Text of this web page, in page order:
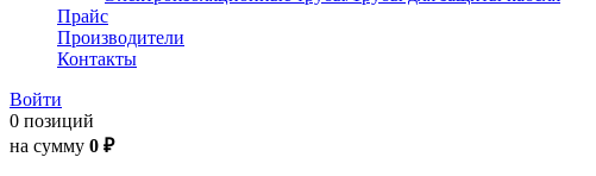
Прайс
Производители
Контакты
Войти
0 позиций
на сумму 0 ₽